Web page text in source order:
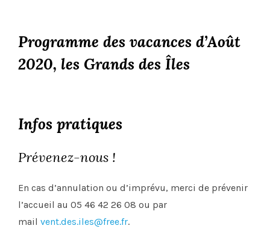
Programme des vacances d’Août
2020, les Grands des Îles
Infos pratiques
Prévenez-nous !
En cas d’annulation ou d’imprévu, merci de prévenir
l’accueil au 05 46 42 26 08 ou par
mail vent.des.iles@free.fr.